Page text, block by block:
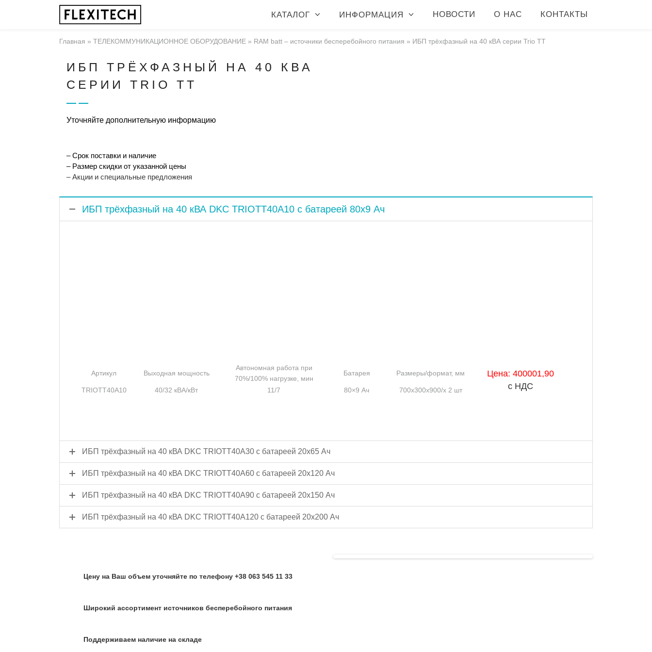
КАТАЛОГ ИНФОРМАЦИЯ НОВОСТИ О НАС КОНТАКТЫ
Главная » ТЕЛЕКОММУНИКАЦИОННОЕ ОБОРУДОВАНИЕ » RAM batt – источники бесперебойного питания » ИБП трёхфазный на 40 кВА серии Trio TT
ИБП ТРЁХФАЗНЫЙ НА 40 КВА
СЕРИИ TRIO TT
Уточняйте дополнительную информацию
– Срок поставки и наличие
– Размер скидки от указанной цены
– Акции и специальные предложения
ИБП трёхфазный на 40 кВА DKC TRIOTT40A10 с батареей 80x9 Ач
Артикул Выходная мощность
Автономная работа при
70%/100% нагрузке, мин
Батарея Размеры/формат, мм
TRIOTT40A10 40/32 кВА/кВт 11/7 80×9 Ач 700x300x900/x 2 шт
Цена: 400001,90
с НДС
ИБП трёхфазный на 40 кВА DKC TRIOTT40A30 с батареей 20x65 Ач
ИБП трёхфазный на 40 кВА DKC TRIOTT40A60 с батареей 20x120 Ач
ИБП трёхфазный на 40 кВА DKC TRIOTT40A90 с батареей 20x150 Ач
ИБП трёхфазный на 40 кВА DKC TRIOTT40A120 с батареей 20x200 Ач
Цену на Ваш объем уточняйте по телефону +38 063 545 11 33
Широкий ассортимент источников бесперебойного питания
Поддерживаем наличие на складе